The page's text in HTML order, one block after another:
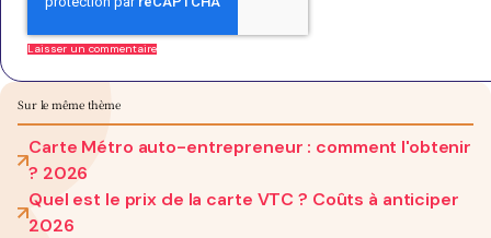
Sur le même thème
Carte Métro auto-entrepreneur : comment l'obtenir
? 2026
Quel est le prix de la carte VTC ? Coûts à anticiper
2026